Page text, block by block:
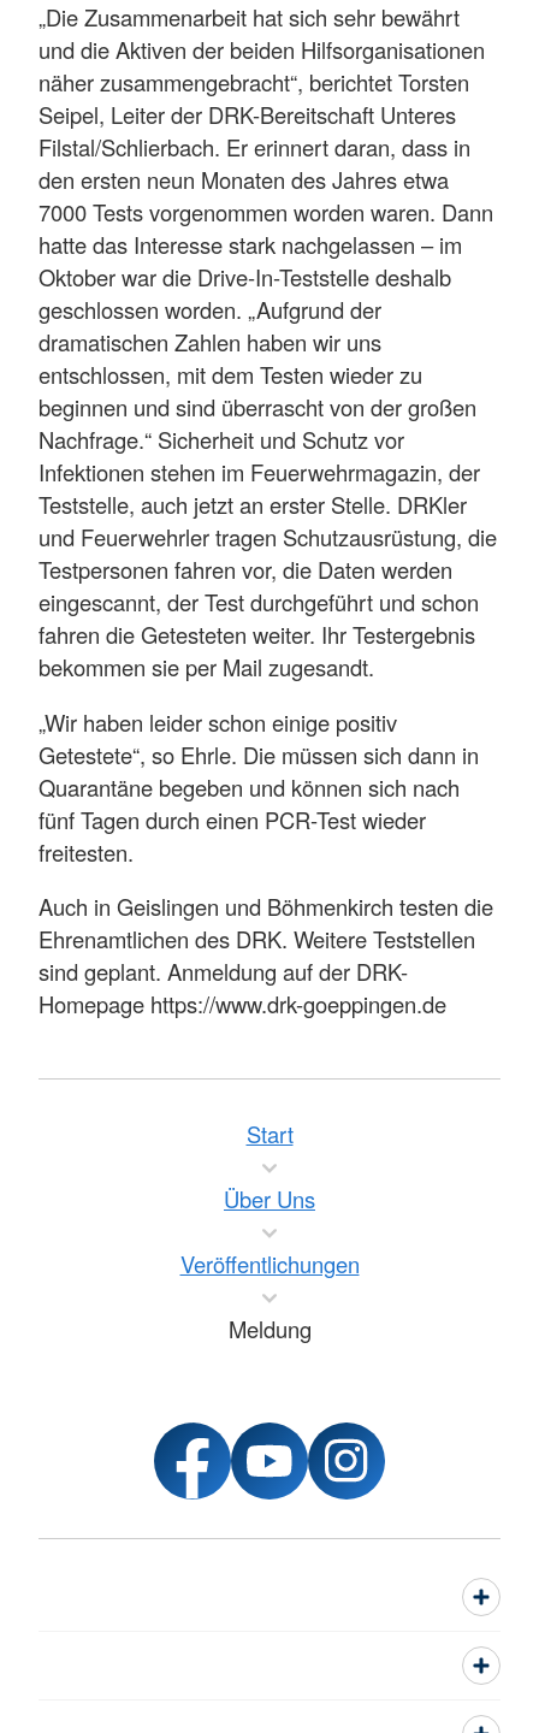
„Die Zusammenarbeit hat sich sehr bewährt
und die Aktiven der beiden Hilfsorganisationen
näher zusammengebracht“, berichtet Torsten
Seipel, Leiter der DRK-Bereitschaft Unteres
Filstal/Schlierbach. Er erinnert daran, dass in
den ersten neun Monaten des Jahres etwa
7000 Tests vorgenommen worden waren. Dann
hatte das Interesse stark nachgelassen – im
Oktober war die Drive-In-Teststelle deshalb
geschlossen worden. „Aufgrund der
dramatischen Zahlen haben wir uns
entschlossen, mit dem Testen wieder zu
beginnen und sind überrascht von der großen
Nachfrage.“ Sicherheit und Schutz vor
Infektionen stehen im Feuerwehrmagazin, der
Teststelle, auch jetzt an erster Stelle. DRKler
und Feuerwehrler tragen Schutzausrüstung, die
Testpersonen fahren vor, die Daten werden
eingescannt, der Test durchgeführt und schon
fahren die Getesteten weiter. Ihr Testergebnis
bekommen sie per Mail zugesandt.
„Wir haben leider schon einige positiv
Getestete“, so Ehrle. Die müssen sich dann in
Quarantäne begeben und können sich nach
fünf Tagen durch einen PCR-Test wieder
freitesten.
Auch in Geislingen und Böhmenkirch testen die
Ehrenamtlichen des DRK. Weitere Teststellen
sind geplant. Anmeldung auf der DRK-
Homepage https://www.drk-goeppingen.de
Start
Über Uns
Veröffentlichungen
Meldung